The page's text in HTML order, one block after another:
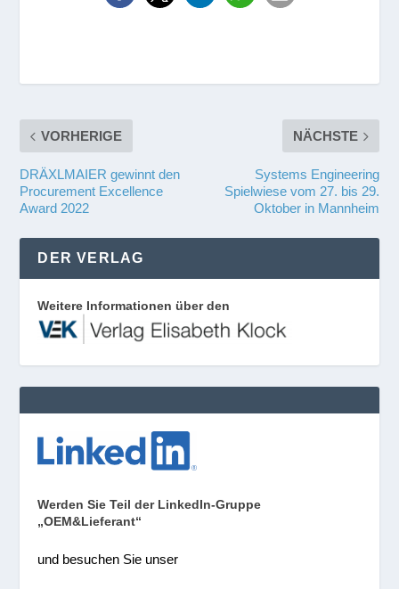
VORHERIGE
DRÄXLMAIER gewinnt den
Procurement Excellence
Award 2022
NÄCHSTE
Systems Engineering
Spielwiese vom 27. bis 29.
Oktober in Mannheim
DER VERLAG
Weitere Informationen über den
Werden Sie Teil der LinkedIn-Gruppe
„OEM&Lieferant“
und besuchen Sie unser